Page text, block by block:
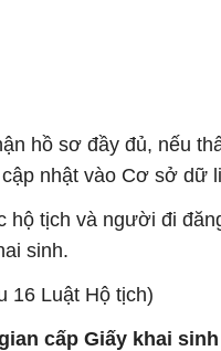
hồ sơ đầy đủ, nếu
nhật vào Cơ sở dữ
hộ tịch và người đi
sinh.
16 Luật Hộ tịch)
cấp Giấy khai sinh